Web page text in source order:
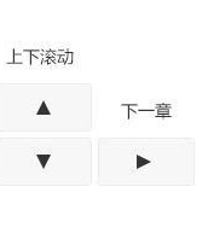
干嘛还要对飞机做
间，一年后，我们去
你清除你所有敌人